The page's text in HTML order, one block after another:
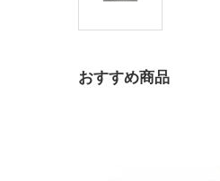
おすすめ商品